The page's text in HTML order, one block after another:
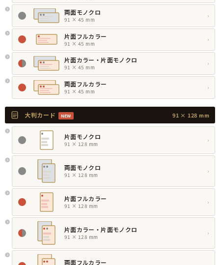
両面モノクロ
91 × 45 mm
›
片面フルカラー
91 × 45 mm
›
片面カラー・片面モノクロ
91 × 45 mm
›
両面フルカラー
91 × 45 mm
›
大判カード NEW 91 × 128 mm
片面モノクロ
91 × 128 mm
›
両面モノクロ
91 × 128 mm
›
片面フルカラー
91 × 128 mm
›
片面カラー・片面モノクロ
91 × 128 mm
›
両面フルカラー